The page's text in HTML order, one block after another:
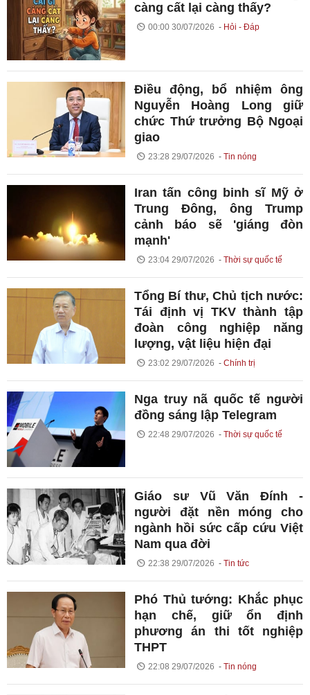
càng cất lại càng thấy?
00:00 30/07/2026 Hỏi - Đáp
Điều động, bổ nhiệm ông
Nguyễn Hoàng Long giữ
chức Thứ trưởng Bộ Ngoại
giao
23:28 29/07/2026 Tin nóng
Iran tấn công binh sĩ Mỹ ở
Trung Đông, ông Trump
cảnh báo sẽ 'giáng đòn
mạnh'
23:04 29/07/2026 Thời sự quốc tế
Tổng Bí thư, Chủ tịch nước:
Tái định vị TKV thành tập
đoàn công nghiệp năng
lượng, vật liệu hiện đại
23:02 29/07/2026 Chính trị
Nga truy nã quốc tế người
đồng sáng lập Telegram
22:48 29/07/2026 Thời sự quốc tế
Giáo sư Vũ Văn Đính -
người đặt nền móng cho
ngành hồi sức cấp cứu Việt
Nam qua đời
22:38 29/07/2026 Tin tức
Phó Thủ tướng: Khắc phục
hạn chế, giữ ổn định
phương án thi tốt nghiệp
THPT
22:08 29/07/2026 Tin nóng